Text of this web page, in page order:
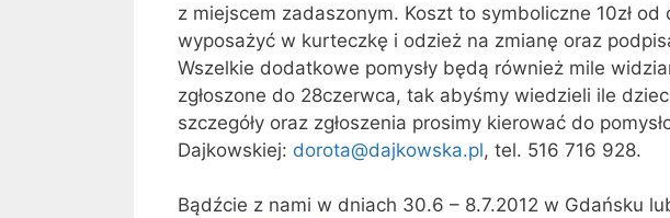
z miejscem zadaszonym. Koszt to symboliczne 10zł
wyposażyć w kurteczkę i odzież na zmianę oraz
Wszelkie dodatkowe pomysły będą również mile
zgłoszone do 28czerwca, tak abyśmy wiedzieli ile
szczegóły oraz zgłoszenia prosimy kierować do
Dajkowskiej: dorota@dajkowska.pl, tel. 516 716 928.
Bądźcie z nami w dniach 30.6 – 8.7.2012 w Gdańsku